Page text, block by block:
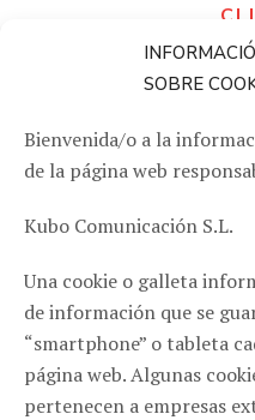
SOBRE
Bienvenida/o a la
de la página web
Kubo Comunicación S.L.
Una cookie o galleta
de información que se
“smartphone” o tableta
página web. Algunas
pertenecen a empresas
Rombo Zentral
Gabinete de Prensa /